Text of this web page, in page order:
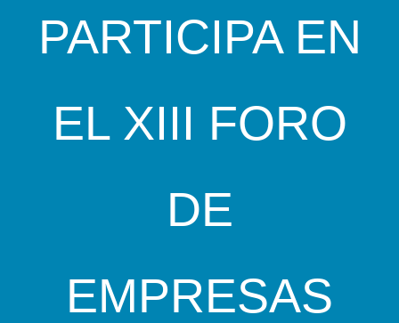
PARTICIPA EN
EL XIII FORO
DE
EMPRESAS